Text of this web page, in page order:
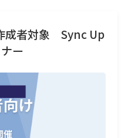
成者対象 Sync Up
ー